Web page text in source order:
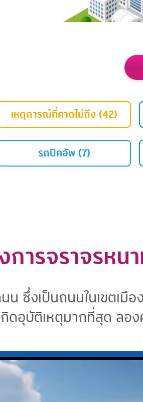
เหตุการณ์ที่คาดไม่ถึง (42)
รถปิคอัพ (7)
การจราจรหน
ซึ่งเป็นถนนในเขตเมื
ดอุบัติเหตุมากที่สุด ลอ